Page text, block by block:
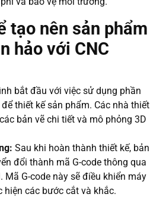
tạo nên sản phẩm
hảo với CNC
bắt đầu với việc sử dụng phần
thiết kế sản phẩm. Các nhà thiết
bản vẽ chi tiết và mô phỏng 3D
Sau khi hoàn thành thiết kế, bản
đổi thành mã G-code thông qua
Mã G-code này sẽ điều khiển máy
hiện các bước cắt và khắc.